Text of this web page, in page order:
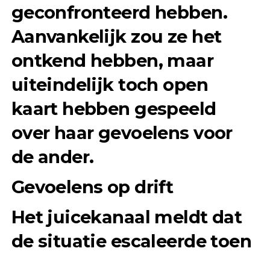
geconfronteerd hebben.
Aanvankelijk zou ze het
ontkend hebben, maar
uiteindelijk toch open
kaart hebben gespeeld
over haar gevoelens voor
de ander.
Gevoelens op drift
Het juicekanaal meldt dat
de situatie escaleerde toen